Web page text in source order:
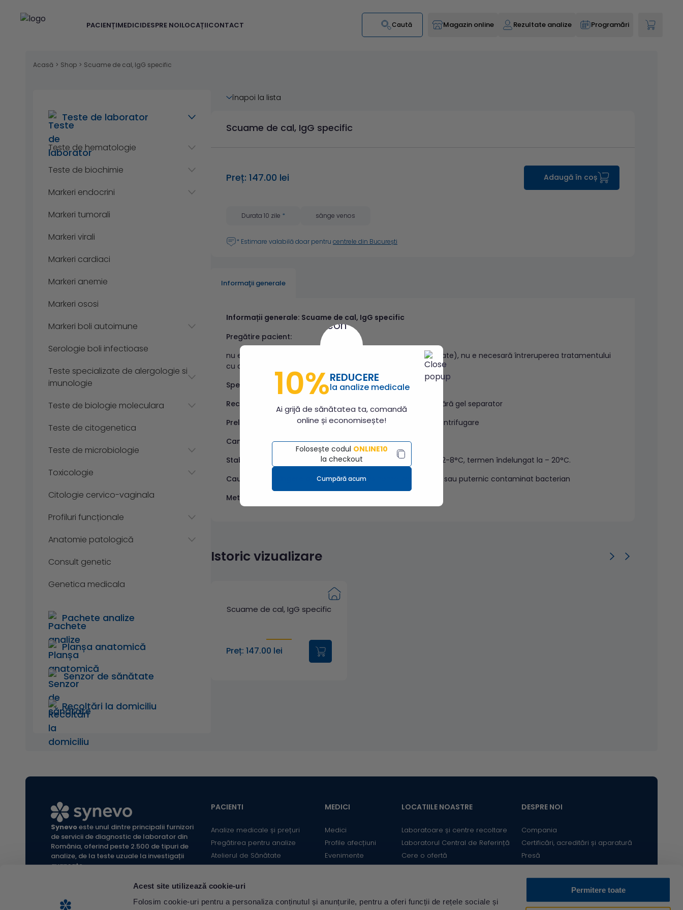
Acest site utilizează cookie-uri
Folosim cookie-uri pentru a personaliza conținutul și anunțurile, pentru a oferi funcții de rețele sociale și
Permitere toate
PACIENȚIMEDICIDESPRE NOILOCAȚIICONTACT Caută Magazin online Rezultate analize Programări
Acasă > Shop > Scuame de cal, IgG specific
Teste de laborator
Teste de hematologie
Teste de biochimie
Markeri endocrini
Markeri tumorali
Markeri virali
Markeri cardiaci
Markeri anemie
Markeri ososi
Markeri boli autoimune
Serologie boli infectioase
Teste specializate de alergologie si
imunologie
Teste de biologie moleculara
Teste de citogenetica
Teste de microbiologie
Toxicologie
Citologie cervico-vaginala
Profiluri funcționale
Anatomie patologică
Consult genetic
Genetica medicala
Pachete analize
Planșa anatomică
Senzor de sănătate
Recoltări la domiciliu
înapoi la lista
Scuame de cal, IgG specific
Preț: 147.00 lei Adaugă în coș
Durata 10 zile * sânge venos
* Estimare valabilă doar pentru centrele din București
Informaţii generale
Informații generale: Scuame de cal, IgG specific
Pregătire pacient:
nu este necesară respectarea condițiilor à jeun (pe nemâncate), nu e necesară întreruperea tratamentului
cu antihistaminice.
Specimen recoltat: sânge venos
Recipient de recoltare
: vacutainer fără anticoagulant, cu/ fără gel separator
Prelucrare necesară după recoltare:se separă serul prin centrifugare
Cantitate necesară:1 mL ser
Stabilitate probă:
serul este stabil 1 săptămână refrigerat la 2-8°C, termen îndelungat la – 20°C.
Cauze de respingere a probei:ser intens hemolizat, lipemic sau puternic contaminat bacterian
Metodă:
Istoric vizualizare
Scuame de cal, IgG specific
Preț: 147.00 lei
Synevoeste unul dintre principalii furnizori
de servicii de diagnostic de laborator din
România, oferind peste 2.500 de tipuri de
analize, de la teste uzuale la investigații
avansate.
Termeni și condiții website |
PACIENTI
Analize medicale și prețuri
Pregătirea pentru analize
Atelierul de Sănătate
Informații utile
Locații
MEDICI
Medici
Profile afecțiuni
Evenimente
Informații medicale
LOCATIILE NOASTRE
Laboratoare și centre recoltare
Laboratorul Central de Referință
Cere o ofertă
Contact
DESPRE NOI
Compania
Certificări, acreditări și aparatură
Presă
Satisfacția Clientului
Cariere
Descarcă din Acum pe
10%REDUCERE
la analize medicale
Ai grijă de sănătatea ta, comandă
online și economisește!
Folosește codul ONLINE10
la checkout
Cumpără acum
Bine ai revenit! Sunt